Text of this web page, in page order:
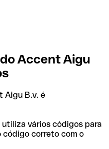
Accent Aigu
Aigu B.v. é
vários códigos para
código correto com o